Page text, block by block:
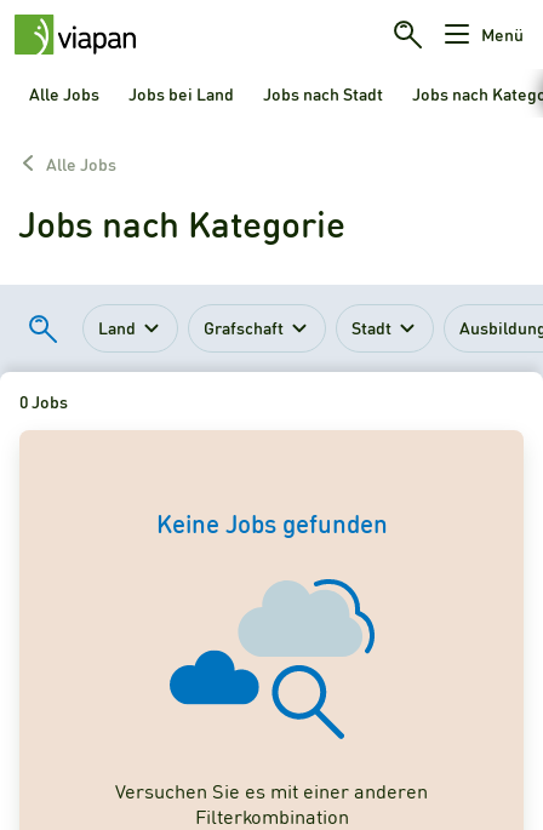
Menü
Alle Jobs Jobs bei Land Jobs nach Stadt Jobs nach
Alle Jobs
Jobs nach Kategorie
Land Grafschaft Stadt
0 Jobs
Keine Jobs gefunden
Versuchen Sie es mit einer anderen
Filterkombination